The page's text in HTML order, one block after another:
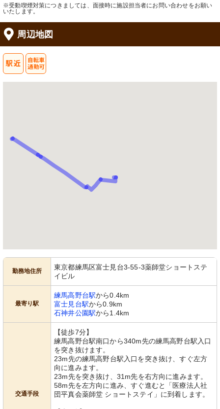
※受動喫煙対策につきましては、面接時に施設担当者にお問い合わせをお願い
いたします。
周辺地図
勤務地住所
東京都練馬区富士見台3-55-3薬師堂ショートステ
イビル
最寄り駅
練馬高野台駅から0.4km
富士見台駅から0.9km
石神井公園駅から1.4km
交通手段
【徒歩7分】
練馬高野台駅南口から340m先の練馬高野台駅入口
を突き抜けます。
23m先の練馬高野台駅入口を突き抜け、すぐ左方
向に進みます。
23m先を突き抜け、31m先を右方向に進みます。
58m先を左方向に進み、すぐ進むと「医療法人社
団平真会薬師堂 ショートステイ」に到着します。